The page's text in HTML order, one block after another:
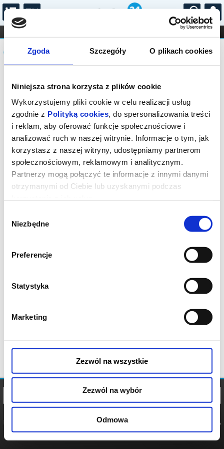
Zgoda Szczegóły O plikach cookies
Niniejsza strona korzysta z plików cookie
Wykorzystujemy pliki cookie w celu realizacji usług
zgodnie z Polityką cookies, do spersonalizowania treści
i reklam, aby oferować funkcje społecznościowe i
analizować ruch w naszej witrynie. Informacje o tym, jak
korzystasz z naszej witryny, udostępniamy partnerom
społecznościowym, reklamowym i analitycznym.
Partnerzy mogą połączyć te informacje z innymi danymi
otrzymanymi od Ciebie lub uzyskanymi podczas
zgody
Niezbędne
Preferencje
Statystyka
Marketing
Zezwól na wszystkie
Zezwól na wybór
Odmowa
...
FILHARMONIA OPERA I BALET
STAND-UP
DLA DZIECI
Komunikat
Bilety na wydarzenie zostały
wyprzedane. Prosimy sprawdzić
dostępność biletów na spektakle w
innych terminach.
POLITYKA
POLITYKA